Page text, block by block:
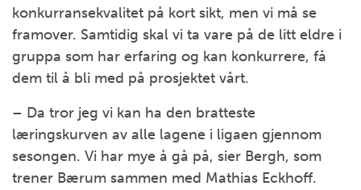
konkurransekvalitet på kort sikt, men vi må se
framover. Samtidig skal vi ta vare på de litt eldre i
gruppa som har erfaring og kan konkurrere, få
dem til å bli med på prosjektet vårt.
– Da tror jeg vi kan ha den bratteste
læringskurven av alle lagene i ligaen gjennom
sesongen. Vi har mye å gå på, sier Bergh, som
trener Bærum sammen med Mathias Eckhoff.